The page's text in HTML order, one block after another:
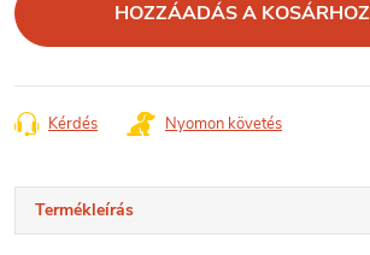
HOZZÁADÁS A KOSÁRHOZ
Kérdés Nyomon követés
Termékleírás